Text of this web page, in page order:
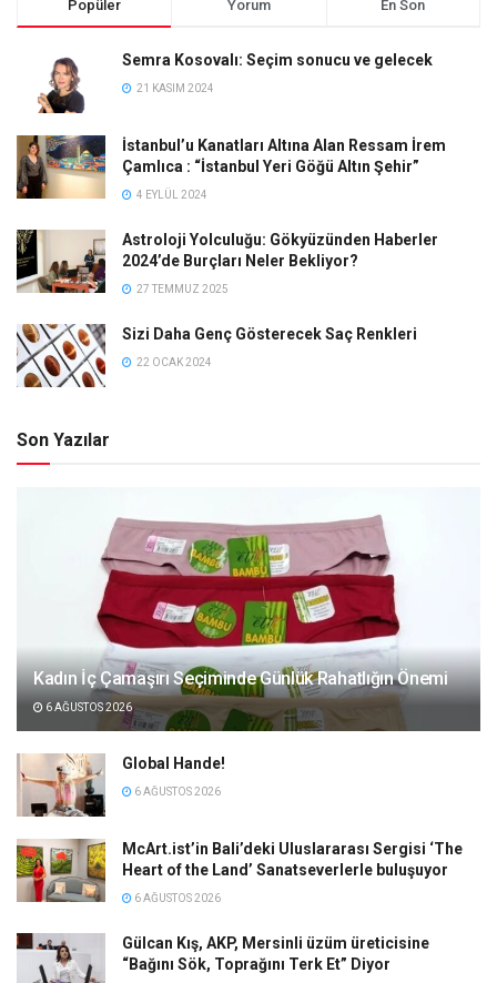
Popüler Yorum En Son
Semra Kosovalı: Seçim sonucu ve gelecek
21 KASIM 2024
İstanbul’u Kanatları Altına Alan Ressam İrem
Çamlıca : “İstanbul Yeri Göğü Altın Şehir”
4 EYLÜL 2024
Astroloji Yolculuğu: Gökyüzünden Haberler
2024’de Burçları Neler Bekliyor?
27 TEMMUZ 2025
Sizi Daha Genç Gösterecek Saç Renkleri
22 OCAK 2024
Son Yazılar
Kadın İç Çamaşırı Seçiminde Günlük Rahatlığın Önemi
6 AĞUSTOS 2026
Global Hande!
6 AĞUSTOS 2026
McArt.ist’in Bali’deki Uluslararası Sergisi ‘The
Heart of the Land’ Sanatseverlerle buluşuyor
6 AĞUSTOS 2026
Gülcan Kış, AKP, Mersinli üzüm üreticisine
“Bağını Sök, Toprağını Terk Et” Diyor